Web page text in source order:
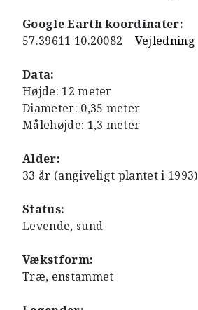
Google Earth koordinater:
57.39611 10.20082 Vejledning
Data:
Højde: 12 meter
Diameter: 0,35 meter
Målehøjde: 1,3 meter
Alder:
33 år (angiveligt plantet i 1993)
Status:
Levende, sund
Vækstform:
Træ, enstammet